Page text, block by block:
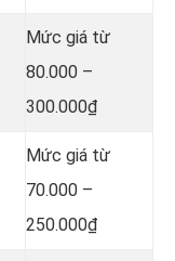
Mức giá từ
80.000 –
300.000₫
Mức giá từ
70.000 –
250.000₫